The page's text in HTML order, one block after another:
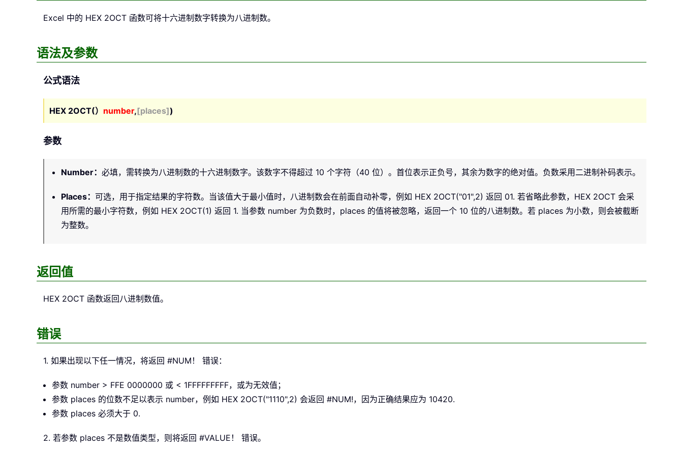
Excel 中的 HEX 2OCT 函数可将十六进制数字转换为八进制数。
语法及参数
公式语法
HEX 2OCT(） number,[places])
参数
Number： 必填，需转换为八进制数的十六进制数字。该数字不得超过 10 个字符（40 位）。首位表示正负号，其余为数字的绝对值。负数采用二进制补码表示。
Places： 可选，用于指定结果的字符数。当该值大于最小值时，八进制数会在前面自动补零，例如 HEX 2OCT("01",2) 返回 01. 若省略此参数，HEX 2OCT 会采
用所需的最小字符数，例如 HEX 2OCT(1) 返回 1. 当参数 number 为负数时，places 的值将被忽略，返回一个 10 位的八进制数。若 places 为小数，则会被截断
为整数。
返回值
HEX 2OCT 函数返回八进制数值。
错误
1. 如果出现以下任一情况，将返回 #NUM！ 错误：
参数 number > FFE 0000000 或 < 1FFFFFFFFF，或为无效值；
参数 places 的位数不足以表示 number，例如 HEX 2OCT("1110",2) 会返回 #NUM!，因为正确结果应为 10420.
参数 places 必须大于 0.
2. 若参数 places 不是数值类型，则将返回 #VALUE！ 错误。